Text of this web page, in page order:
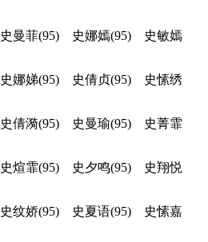
曼菲(95) 史娜嫣(95) 史敏嫣
娜娣(95) 史倩贞(95) 史愫绣
倩漪(95) 史曼瑜(95) 史菁霏
煊霏(95) 史夕鸣(95) 史翔悦
纹娇(95) 史夏语(95) 史愫嘉